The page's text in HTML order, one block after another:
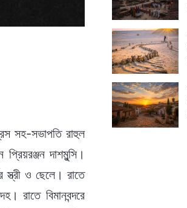
সহ-সভাপতি রাহুল
দাশমুন্সি।
ও ছেলে। রাতে
রাতে বিমানবন্দরে